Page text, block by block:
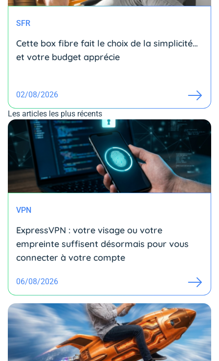
SFR
Cette box fibre fait le choix de la simplicité…
et votre budget apprécie
02/08/2026
Les articles les plus récents
VPN
ExpressVPN : votre visage ou votre
empreinte suffisent désormais pour vous
connecter à votre compte
06/08/2026